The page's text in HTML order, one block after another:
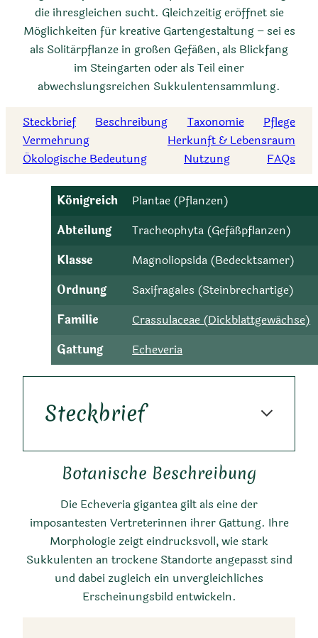
die ihresgleichen sucht. Gleichzeitig eröffnet sie
Möglichkeiten für kreative Gartengestaltung – sei es
als Solitärpflanze in großen Gefäßen, als Blickfang
im Steingarten oder als Teil einer
abwechslungsreichen Sukkulentensammlung.
Steckbrief Beschreibung Taxonomie
Pflege
Vermehrung
Herkunft & Lebensraum
Ökologische Bedeutung
Nutzung FAQs
Königreich
Plantae (Pflanzen)
Abteilung
Tracheophyta (Gefäßpflanzen)
Klasse
Magnoliopsida (Bedecktsamer)
Ordnung
Saxifragales (Steinbrechartige)
Familie
Crassulaceae (Dickblattgewächse)
Gattung
Echeveria
Steckbrief
Kurzbeschreibung
Echeveria gigantea ist eine
Botanische Beschreibung
Die Echeveria gigantea gilt als eine der
imposantesten Vertreterinnen ihrer Gattung. Ihre
Morphologie zeigt eindrucksvoll, wie stark
Sukkulenten an trockene Standorte angepasst sind
und dabei zugleich ein unvergleichliches
Erscheinungsbild entwickeln.